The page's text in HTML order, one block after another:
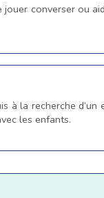
jouer converser ou
la recherche
les enfants.